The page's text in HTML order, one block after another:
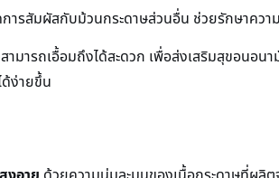
ารสัมผัสกับม้วนกระดาษส่วนอื่น ช่วยรักษาควา
ารถเอื้อมถึงได้สะดวก เพื่อส่งเสริมสุขอนอน
ด้ง่ายขึ้น